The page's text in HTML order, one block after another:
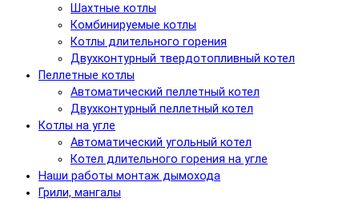
Шахтные котлы
Комбинируемые котлы
Котлы длительного горения
Двухконтурный твердотопливный котел
Пеллетные котлы
Автоматический пеллетный котел
Двухконтурный пеллетный котел
Котлы на угле
Автоматический угольный котел
Котел длительного горения на угле
Наши работы монтаж дымохода
Грили, мангалы